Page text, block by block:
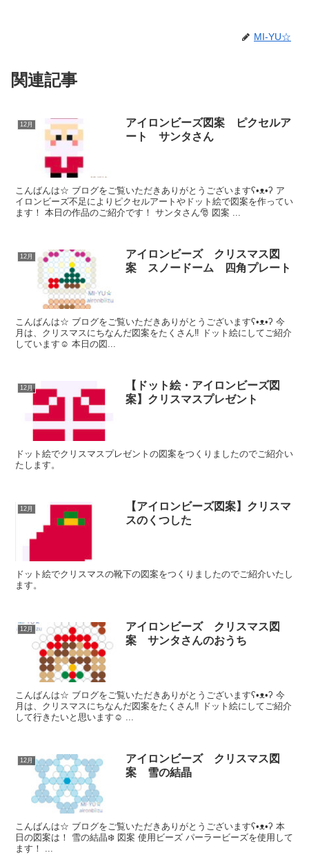
MI-YU☆
関連記事
12月
アイロンビーズ図案 ピクセルア
ート サンタさん
こんばんは☆ ブログをご覧いただきありがとうございますʕ•ᴥ•ʔ ア
イロンビーズ不足によりピクセルアートやドット絵で図案を作ってい
ます！ 本日の作品のご紹介です！ サンタさん🎅 図案 ...
12月
アイロンビーズ クリスマス図
案 スノードーム 四角プレート
こんばんは☆ ブログをご覧いただきありがとうございますʕ•ᴥ•ʔ 今
月は、クリスマスにちなんだ図案をたくさん‼️ ドット絵にしてご紹介
しています☺️ 本日の図...
12月
【ドット絵・アイロンビーズ図
案】クリスマスプレゼント
ドット絵でクリスマスプレゼントの図案をつくりましたのでご紹介い
たします。
12月
【アイロンビーズ図案】クリスマ
スのくつした
ドット絵でクリスマスの靴下の図案をつくりましたのでご紹介いたし
ます。
12月
アイロンビーズ クリスマス図
案 サンタさんのおうち
こんばんは☆ ブログをご覧いただきありがとうございますʕ•ᴥ•ʔ 今
月は、クリスマスにちなんだ図案をたくさん‼️ ドット絵にしてご紹介
して行きたいと思います☺️ ...
12月
アイロンビーズ クリスマス図
案 雪の結晶
こんばんは☆ ブログをご覧いただきありがとうございますʕ•ᴥ•ʔ 本
日の図案は！ 雪の結晶❄️ 図案 使用ビーズ パーラービーズを使用して
ます！ ...